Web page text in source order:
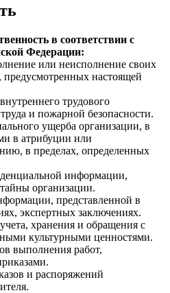
в соответствии с
Федерации:
или неисполнение своих
предусмотренных настоящей
трудового
и пожарной безопасности.
ущерба организации, в
в атрибуции или
в пределах, определенных
информации,
организации.
представленной в
экспертных заключениях.
хранения и обращения с
культурными ценностями.
выполнения работ,
и распоряжений